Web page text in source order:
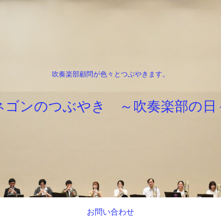
吹奏楽部顧問が色々とつぶやきます。
ゴンのつぶやき ～吹奏楽部の日
お問い合わせ